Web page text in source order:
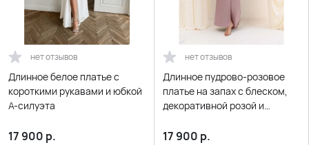
нет отзывов
Длинное белое платье с
короткими рукавами и юбкой
А-силуэта
17 900 р.
нет отзывов
Длинное пудрово-розовое
платье на запах с блеском,
декоративной розой и
17 900 р.